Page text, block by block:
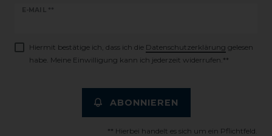
E-MAIL **
Newsletter
Hiermit bestätige ich, dass ich die Daten­schutz­erklärung gelesen
habe. Meine Einwilligung kann ich jederzeit widerrufen.**
ABONNIEREN
** Hierbei handelt es sich um ein Pflichtfeld.